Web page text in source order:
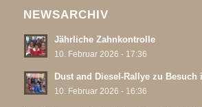
NEWSARCHIV
Jährliche Zahnkontrolle
10. Februar 2026 - 17:36
Dust and Diesel-Rallye zu
10. Februar 2026 - 16:36